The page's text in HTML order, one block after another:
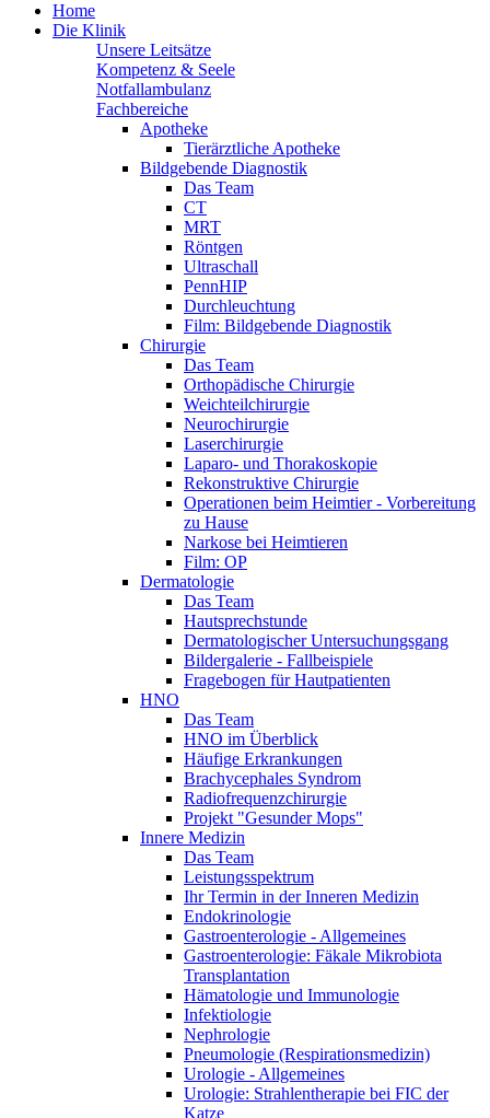
Home
Die Klinik
Unsere Leitsätze
Kompetenz & Seele
Notfallambulanz
Fachbereiche
Apotheke
Tierärztliche Apotheke
Bildgebende Diagnostik
Das Team
CT
MRT
Röntgen
Ultraschall
PennHIP
Durchleuchtung
Film: Bildgebende Diagnostik
Chirurgie
Das Team
Orthopädische Chirurgie
Weichteilchirurgie
Neurochirurgie
Laserchirurgie
Laparo- und Thorakoskopie
Rekonstruktive Chirurgie
Operationen beim Heimtier - Vorbereitung
zu Hause
Narkose bei Heimtieren
Film: OP
Dermatologie
Das Team
Hautsprechstunde
Dermatologischer Untersuchungsgang
Bildergalerie - Fallbeispiele
Fragebogen für Hautpatienten
HNO
Das Team
HNO im Überblick
Häufige Erkrankungen
Brachycephales Syndrom
Radiofrequenzchirurgie
Projekt "Gesunder Mops"
Innere Medizin
Das Team
Leistungsspektrum
Ihr Termin in der Inneren Medizin
Endokrinologie
Gastroenterologie - Allgemeines
Gastroenterologie: Fäkale Mikrobiota
Transplantation
Hämatologie und Immunologie
Infektiologie
Nephrologie
Pneumologie (Respirationsmedizin)
Urologie - Allgemeines
Urologie: Strahlentherapie bei FIC der
Katze